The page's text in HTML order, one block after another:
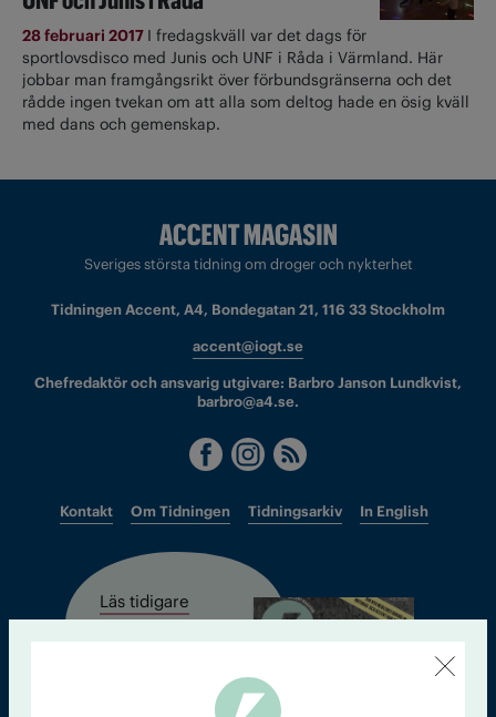
28 februari 2017 I fredagskväll var det dags för
sportlovsdisco med Junis och UNF i Råda i Värmland. Här
jobbar man framgångsrikt över förbundsgränserna och det
rådde ingen tvekan om att alla som deltog hade en ösig kväll
med dans och gemenskap.
Sveriges största tidning om droger och nykterhet
Tidningen Accent, A4, Bondegatan 21, 116 33 Stockholm
accent@iogt.se
Chefredaktör och ansvarig utgivare: Barbro Janson Lundkvist,
barbro@a4.se.
Kontakt Om Tidningen Tidningsarkiv In English
Läs tidigare